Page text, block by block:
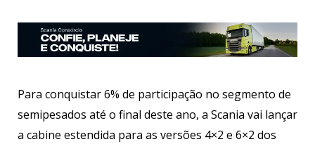
Para conquistar 6% de participação no segmento de
semipesados até o final deste ano, a Scania vai lançar
a cabine estendida para as versões 4×2 e 6×2 dos